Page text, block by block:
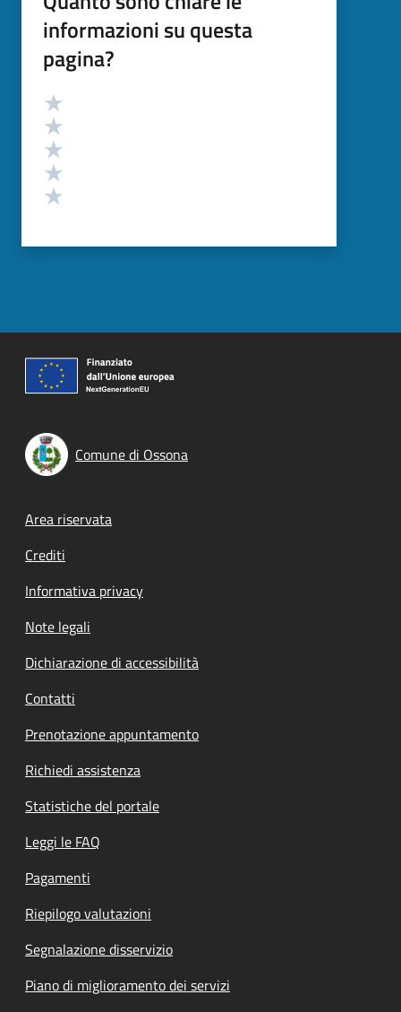
informazioni su questa
pagina?
Valutazione
Comune di Ossona
Footer menu
Area riservata
Crediti
Informativa privacy
Note legali
Dichiarazione di accessibilità
Contatti
Prenotazione appuntamento
Richiedi assistenza
Statistiche del portale
Leggi le FAQ
Pagamenti
Riepilogo valutazioni
Segnalazione disservizio
Piano di miglioramento dei servizi